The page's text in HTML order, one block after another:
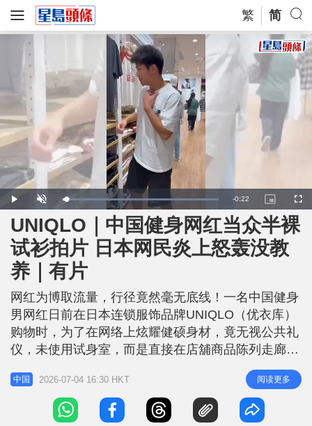
繁 简
P
l
U
n
u
L
o
a
d
e
d
:
1
%
R
e
m
n
-0:22
P
i
c
t
u
r
e
-
c
t
r
e
F
u
l
l
s
UNIQLO｜中国健身网红当众半裸
试衫拍片 日本网民炎上怒轰没教
养｜有片
网红为博取流量，行径竟然毫无底线！一名中国健身
男网红日前在日本连锁服饰品牌UNIQLO（优衣库）
购物时，为了在网络上炫耀健硕身材，竟无视公共礼
仪，未使用试身室，而是直接在店舖商品陈列走廊
上，当众脱下外衣、赤裸上半身试穿新衣，并将过程
拍下上传至「小红书」分享。 「贴肉」试穿全程拍
下 综合日媒及台湾媒体报道，网上流传的影片画面
显示，这名身材壮硕的中国男网红，在人来人往的
中国 2026-07-04 16:30 HKT 阅读更多